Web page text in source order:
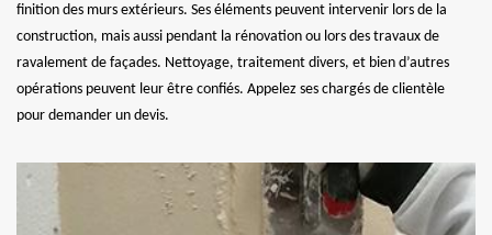
finition des murs extérieurs. Ses éléments peuvent intervenir lors de la
construction, mais aussi pendant la rénovation ou lors des travaux de
ravalement de façades. Nettoyage, traitement divers, et bien d’autres
opérations peuvent leur être confiés. Appelez ses chargés de clientèle
pour demander un devis.